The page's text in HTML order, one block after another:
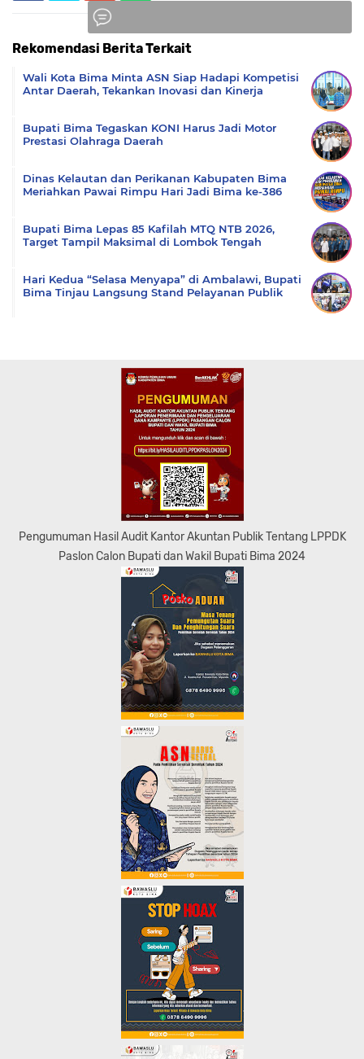
Rekomendasi Berita Terkait
Wali Kota Bima Minta ASN Siap Hadapi Kompetisi
Antar Daerah, Tekankan Inovasi dan Kinerja
Bupati Bima Tegaskan KONI Harus Jadi Motor
Prestasi Olahraga Daerah
Dinas Kelautan dan Perikanan Kabupaten Bima
Meriahkan Pawai Rimpu Hari Jadi Bima ke-386
Bupati Bima Lepas 85 Kafilah MTQ NTB 2026,
Target Tampil Maksimal di Lombok Tengah
Hari Kedua “Selasa Menyapa” di Ambalawi, Bupati
Bima Tinjau Langsung Stand Pelayanan Publik
Pengumuman Hasil Audit Kantor Akuntan Publik Tentang LPPDK
Paslon Calon Bupati dan Wakil Bupati Bima 2024